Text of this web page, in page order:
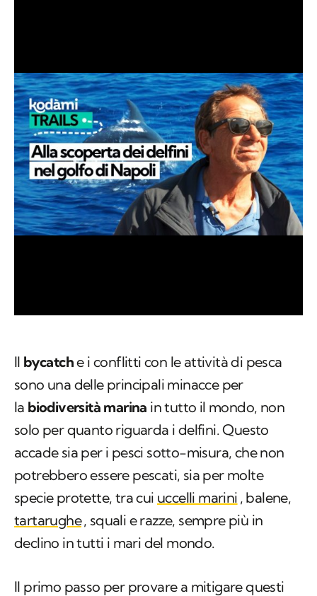
Il bycatche i conflitti con le attività di pesca
sono una delle principali minacce per
la biodiversità marina in tutto il mondo, non
solo per quanto riguarda i delfini. Questo
accade sia per i pesci sotto-misura, che non
potrebbero essere pescati, sia per molte
specie protette, tra cui uccelli marini , balene,
tartarughe, squali e razze, sempre più in
declino in tutti i mari del mondo.
Il primo passo per provare a mitigare questi